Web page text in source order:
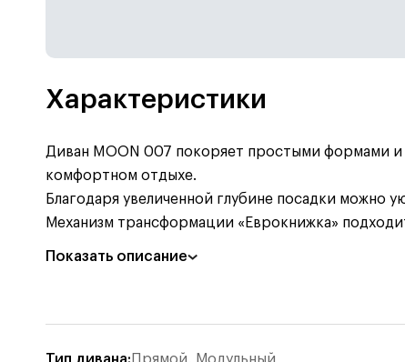
Характеристики
Диван MOON 007 покоряет простыми формами и
комфортном отдыхе.
Благодаря увеличенной глубине посадки можно
Механизм трансформации «Еврокнижка»
Показать описание